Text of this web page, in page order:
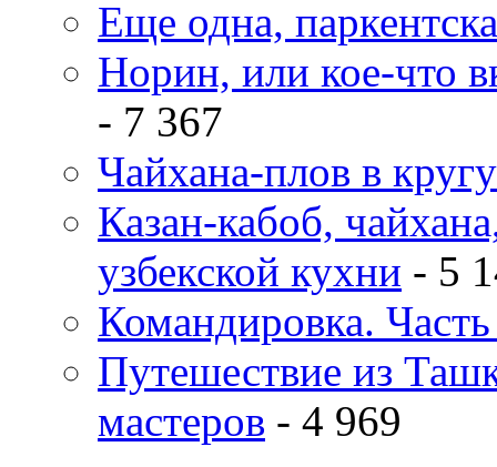
Еще одна,
Норин, или кое-что
- 7 367
Чайхана-плов в
Казан-кабоб,
узбекской кухни - 5
Командировка.
Путешествие из
мастеров - 4 969